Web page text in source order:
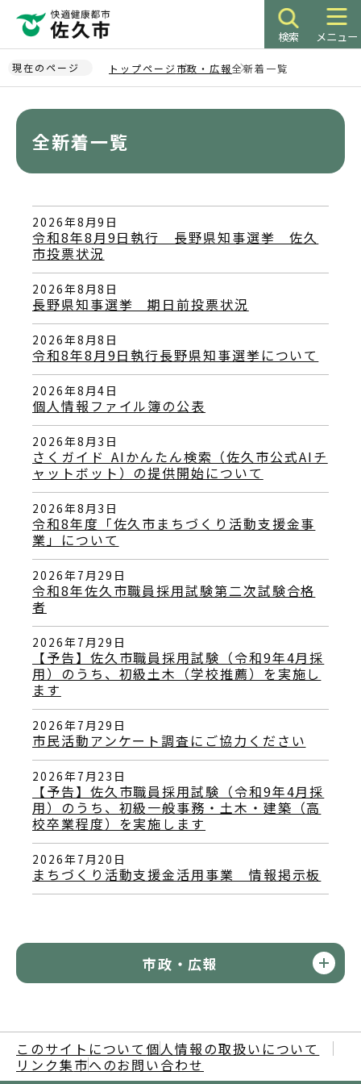
ペ
ー
ジ
検索 メニュー
現在のページ トップページ 市政・広報全新着一覧
全新着一覧
2026年8月9日
令和8年8月9日執行 長野県知事選挙 佐久
市投票状況
2026年8月8日
長野県知事選挙 期日前投票状況
2026年8月8日
令和8年8月9日執行長野県知事選挙について
2026年8月4日
個人情報ファイル簿の公表
2026年8月3日
さくガイド AIかんたん検索（佐久市公式AIチ
ャットボット）の提供開始について
2026年8月3日
令和8年度「佐久市まちづくり活動支援金事
業」について
2026年7月29日
令和8年佐久市職員採用試験第二次試験合格
者
2026年7月29日
【予告】佐久市職員採用試験（令和9年4月採
用）のうち、初級土木（学校推薦）を実施し
ます
2026年7月29日
市民活動アンケート調査にご協力ください
2026年7月23日
【予告】佐久市職員採用試験（令和9年4月採
用）のうち、初級一般事務・土木・建築（高
校卒業程度）を実施します
2026年7月20日
まちづくり活動支援金活用事業 情報掲示板
市政・広報
このサイトについて 個人情報の取扱いについて
リンク集市へのお問い合わせ